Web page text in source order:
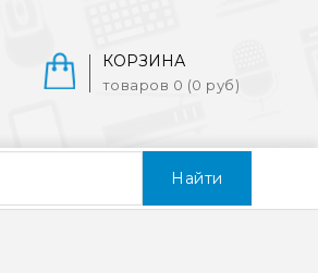
Найти
КОРЗИНА
товаров 0 (0 руб)